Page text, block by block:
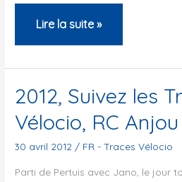
2012,
Groupe
Cyclo
Serge
Mourier
Lire la suite »
2012, Suivez les
Vélocio, RC Anjou
30 avril 2012 / FR - Traces Vélocio
Parti de Pertuis avec Jano, le jour